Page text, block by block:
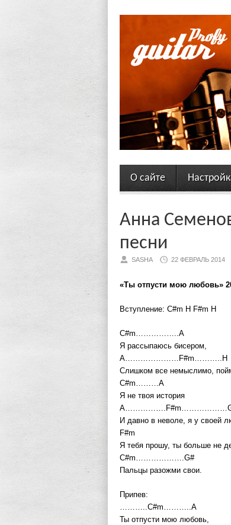
О сайте
Анна
песни
SASHA 22 ФЕВРАЛЬ 2014
«Ты отпусти мою любовь»
Вступление: C#m H F#m H
C#m……………..A
Я рассыпаюсь бисером,
A…………………F#m………..H
Слишком все немыслимо,
C#m………A
Я не твоя история
И давно в неволе, я у своей
F#m
Я тебя прошу, ты больше не
C#m……………….G#
Пальцы разожми свои.
Припев:
………..C#m………..A
Ты отпусти мою любовь,